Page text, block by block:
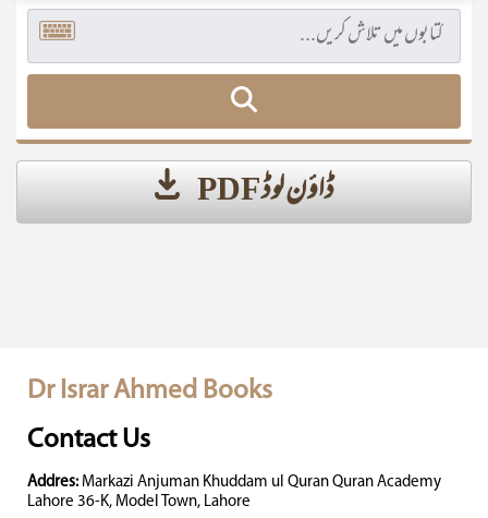
ڈاؤن لوڈ PDF
Dr Israr Ahmed Books
Contact Us
Addres: Markazi Anjuman Khuddam ul Quran Quran Academy
Lahore 36-K, Model Town, Lahore